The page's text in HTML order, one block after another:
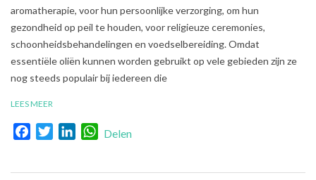
aromatherapie, voor hun persoonlijke verzorging, om hun
gezondheid op peil te houden, voor religieuze ceremonies,
schoonheidsbehandelingen en voedselbereiding. Omdat
essentiële oliën kunnen worden gebruikt op vele gebieden zijn ze
nog steeds populair bij iedereen die
LEES MEER
FacebookTwitterLinkedInWhatsApp
Delen